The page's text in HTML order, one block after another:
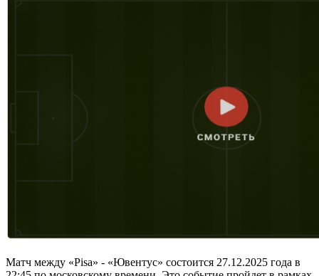
Матч между «Pisa» - «Ювентус» состоится 27.12.2025 года в